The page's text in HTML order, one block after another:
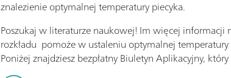
znalezienie optymalnej temperatury piecyka.
Poszukaj w literaturze naukowej! Im więcej
rozkładu pomoże w ustaleniu optymalnej temperatury
Poniżej znajdziesz bezpłatny Biuletyn Aplikacyjny,